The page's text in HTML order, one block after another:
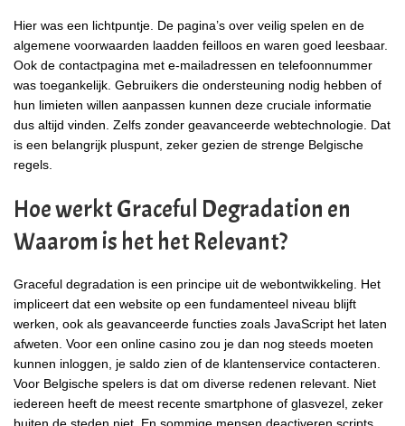
Hier was een lichtpuntje. De pagina’s over veilig spelen en de
algemene voorwaarden laadden feilloos en waren goed leesbaar.
Ook de contactpagina met e-mailadressen en telefoonnummer
was toegankelijk. Gebruikers die ondersteuning nodig hebben of
hun limieten willen aanpassen kunnen deze cruciale informatie
dus altijd vinden. Zelfs zonder geavanceerde webtechnologie. Dat
is een belangrijk pluspunt, zeker gezien de strenge Belgische
regels.
Hoe werkt Graceful Degradation en
Waarom is het het Relevant?
Graceful degradation is een principe uit de webontwikkeling. Het
impliceert dat een website op een fundamenteel niveau blijft
werken, ook als geavanceerde functies zoals JavaScript het laten
afweten. Voor een online casino zou je dan nog steeds moeten
kunnen inloggen, je saldo zien of de klantenservice contacteren.
Voor Belgische spelers is dat om diverse redenen relevant. Niet
iedereen heeft de meest recente smartphone of glasvezel, zeker